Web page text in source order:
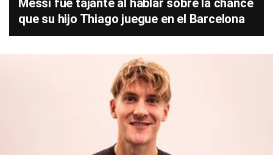
Messi fue tajante al hablar sobre la chance
que su hijo Thiago juegue en el Barcelona